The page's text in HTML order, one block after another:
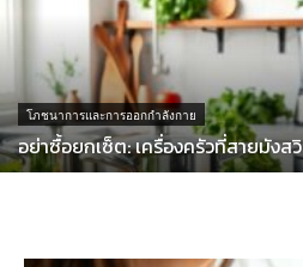
โภชนาการและการออกกำลังกาย
อย่าซื้อยกเซ็ต: เครื่องครัวที่สายมังส